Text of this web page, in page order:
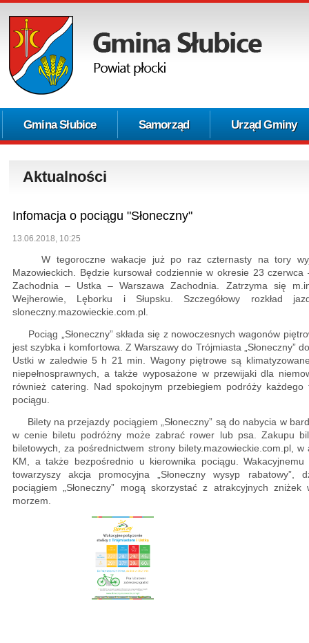
Gmina Słubice Samorząd Urząd Gminy
Aktualności
Infomacja o pociągu "Słoneczny"
13.06.2018, 10:25
W tegoroczne wakacje już po raz czternasty na tory
Mazowieckich. Będzie kursował codziennie w okresie 23
Zachodnia – Ustka – Warszawa Zachodnia. Zatrzyma się
Wejherowie, Lęborku i Słupsku. Szczegółowy rozkład
sloneczny.mazowieckie.com.pl.
Pociąg „Słoneczny” składa się z nowoczesnych wagonów
jest szybka i komfortowa. Z Warszawy do Trójmiasta „Słoneczny”
Ustki w zaledwie 5 h 21 min. Wagony piętrowe są
niepełnosprawnych, a także wyposażone w przewijaki dla
również catering. Nad spokojnym przebiegiem podróży każdego
pociągu.
Bilety na przejazdy pociągiem „Słoneczny” są do nabycia w
w cenie biletu podróżny może zabrać rower lub psa. Zakupu
biletowych, za pośrednictwem strony bilety.mazowieckie.com.pl,
KM, a także bezpośrednio u kierownika pociągu. Wakacyjnemu
towarzyszy akcja promocyjna „Słoneczny wysyp rabatowy”,
pociągiem „Słoneczny” mogą skorzystać z atrakcyjnych
morzem.